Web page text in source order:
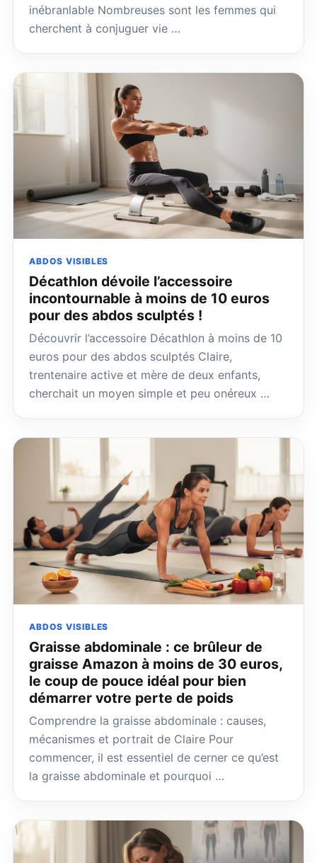
inébranlable Nombreuses sont les femmes qui
cherchent à conjuguer vie …
ABDOS VISIBLES
Décathlon dévoile l’accessoire
incontournable à moins de 10 euros
pour des abdos sculptés !
Découvrir l’accessoire Décathlon à moins de 10
euros pour des abdos sculptés Claire,
trentenaire active et mère de deux enfants,
cherchait un moyen simple et peu onéreux …
ABDOS VISIBLES
Graisse abdominale : ce brûleur de
graisse Amazon à moins de 30 euros,
le coup de pouce idéal pour bien
démarrer votre perte de poids
Comprendre la graisse abdominale : causes,
mécanismes et portrait de Claire Pour
commencer, il est essentiel de cerner ce qu’est
la graisse abdominale et pourquoi …